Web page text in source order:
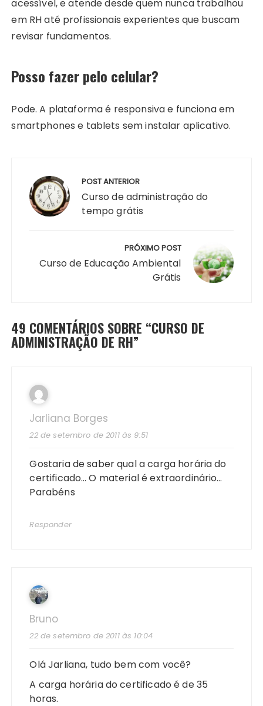
acessível, e atende desde quem nunca trabalhou
em RH até profissionais experientes que buscam
revisar fundamentos.
Posso fazer pelo celular?
Pode. A plataforma é responsiva e funciona em
smartphones e tablets sem instalar aplicativo.
Post
POST ANTERIOR
Curso de administração do
tempo grátis
PRÓXIMO POST
Curso de Educação Ambiental
Grátis
49 COMENTÁRIOS SOBRE “CURSO DE
ADMINISTRAÇÃO DE RH”
Jarliana Borges
22 de setembro de 2011 às 9:51
Gostaria de saber qual a carga horária do
certificado… O material é extraordinário…
Parabéns
Responder
Bruno
22 de setembro de 2011 às 10:04
Olá Jarliana, tudo bem com você?
A carga horária do certificado é de 35
horas.